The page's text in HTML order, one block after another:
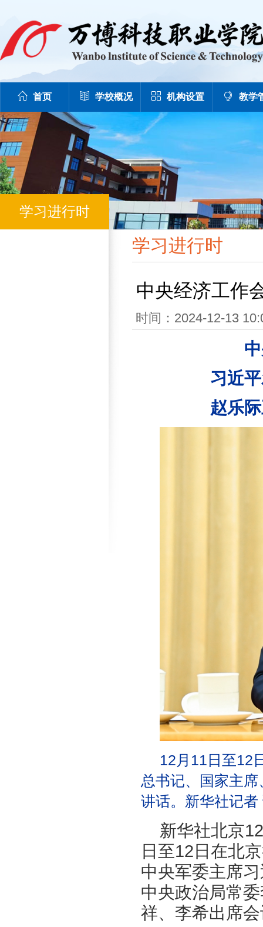
首页 学校概况 机构设置 教学
学习进行时
学习进行时
中央经济工作
时间：2024-12-13
习近
赵乐
12月11日至12
总书记、国家主
讲话。新华社记者
新华社北京
日至12日在北
中央军委主席
中央政治局常
祥、李希出席